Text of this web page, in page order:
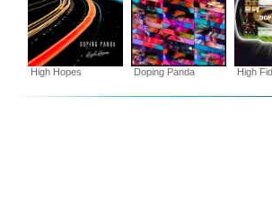
High Hopes Doping Panda High